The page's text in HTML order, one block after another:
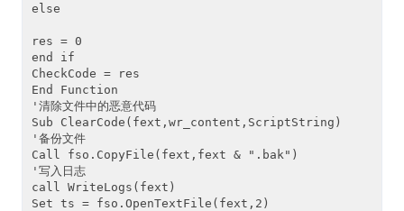
else
res = 0
end if
CheckCode = res
End Function
'清除文件中的恶意代码
Sub ClearCode(fext,wr_content,ScriptString)
'备份文件
Call fso.CopyFile(fext,fext & ".bak")
'写入日志
call WriteLogs(fext)
Set ts = fso.OpenTextFile(fext,2)